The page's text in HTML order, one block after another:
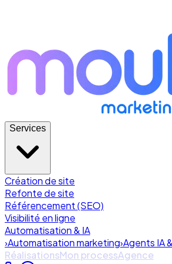
Services
Création de site
Refonte de site
Référencement (SEO)
Visibilité en ligne
Automatisation & IA
›Automatisation marketing›Agents IA
RéalisationsMon processAgence